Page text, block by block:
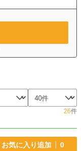
26件
お気に入り追加 0